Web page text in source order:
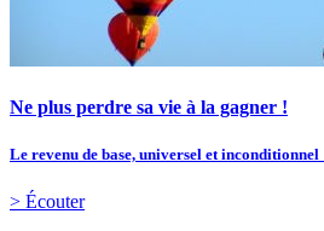
Ne plus perdre sa vie à la gagner !
Le revenu de base, universel et
> Écouter